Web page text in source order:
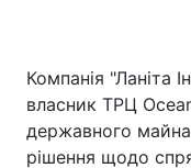
Компанія "Ланіта
власник ТРЦ
державного
рішення щодо